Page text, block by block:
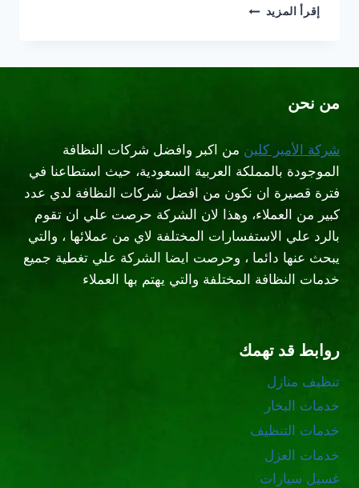
إقرأ المزيد شركة
من نحن
شركة الأمير كلين من اكبر وافضل شركات النظافة
الموجودة بالمملكة العربية السعودية، حيث استطاعنا في
فترة قصيرة ان نكون من افضل شركات النظافة لدي عدد
كبير من العملاء، وهذا لان الشركة حرصت علي ان تقوم
بالرد علي الاستفسارات المختلفة لاي من عملائها ، والتي
يبحث عنها دائما ، وحرصت ايضا الشركة علي تغطية جميع
خدمات النظافة المختلفة والتي يهتم بها العملاء
روابط قد تهمك
تنظيف منازل
خدمات البخار
خدمات التنظيف
خدمات العزل
غسيل سيارات